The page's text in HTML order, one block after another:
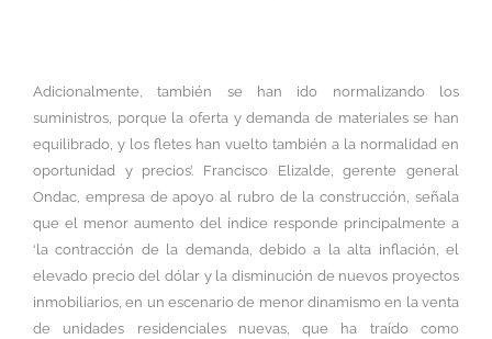
Adicionalmente, también se han ido normalizando los
suministros, porque la oferta y demanda de materiales se han
equilibrado, y los fletes han vuelto también a la normalidad en
oportunidad y precios’. Francisco Elizalde, gerente general
Ondac, empresa de apoyo al rubro de la construcción, señala
que el menor aumento del índice responde principalmente a
‘la contracción de la demanda, debido a la alta inflación, el
elevado precio del dólar y la disminución de nuevos proyectos
inmobiliarios, en un escenario de menor dinamismo en la venta
de unidades residenciales nuevas, que ha traído como